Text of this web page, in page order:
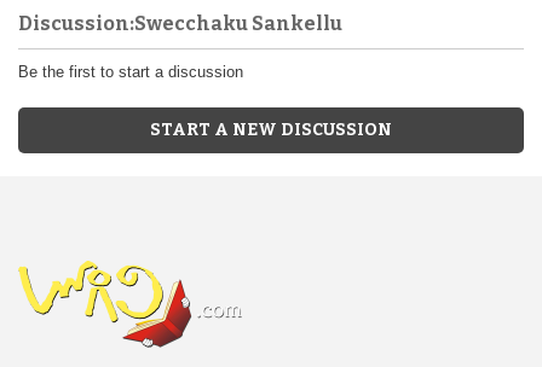
Discussion:Swecchaku Sankellu
Be the first to start a discussion
START A NEW DISCUSSION